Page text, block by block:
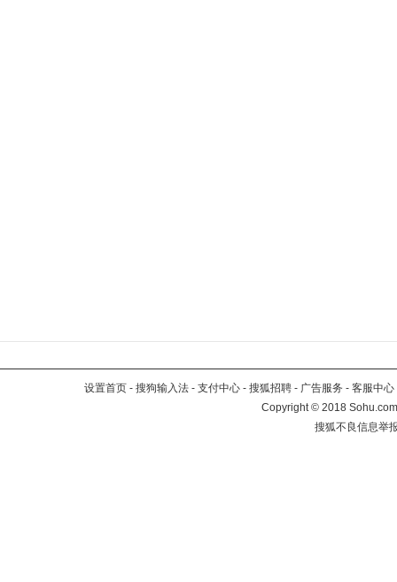
设置首页 - 搜狗输入法 - 支付中心 - 搜狐招聘 - 广告服务 - 客服中心
Copyright©2018
搜狐不良信息举